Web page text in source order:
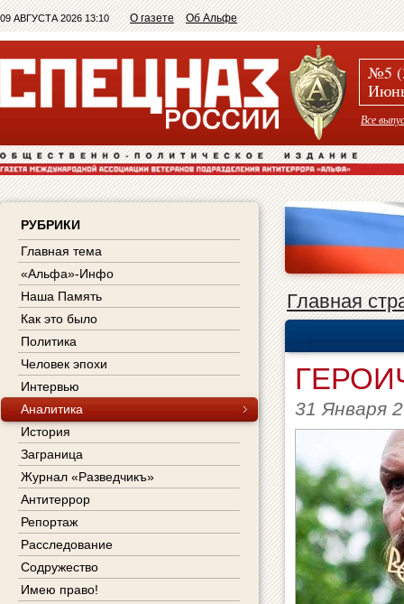
09 АВГУСТА 2026 13:10 О газете Об Альфе
№5
Все
РУБРИКИ
Главная тема
«Альфа»-Инфо
Наша Память
Как это было
Политика
Человек эпохи
Интервью
Аналитика
История
Заграница
Журнал «Разведчикъ»
Антитеррор
Репортаж
Расследование
Содружество
Имею право!
Главная
31 Января